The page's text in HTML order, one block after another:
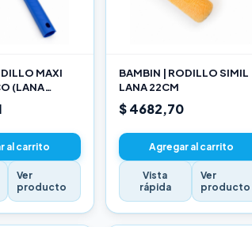
MAXI
(LANA
22CM
al carrito
Ver
producto
BAMBIN | RODILLO SIMIL
LANA 22CM
$ 4682,70
Agregar al carrito
Vista
rápida
Ver
producto